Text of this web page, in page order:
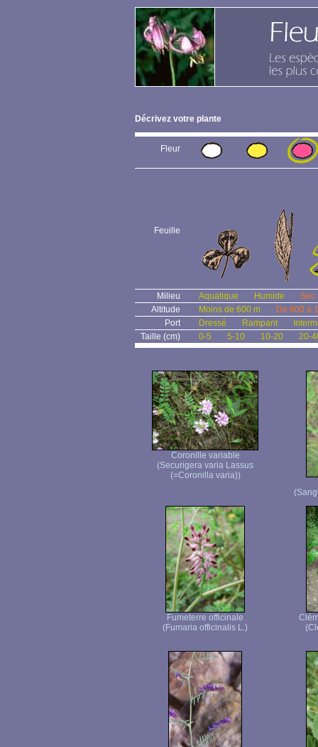
Décrivez votre plante
Fleur
Feuille
Milieu Aquatique Humide
Sec
Altitude
Moins de 600 m
De 600 à
Port
Dressé Rampant
Taille (cm)
0-5 5-10 10-20 20-
Coronille variable
(Securigera varia Lassus
(=Coronilla varia))
Fumeterre officinale
(Fumaria officinalis L.)